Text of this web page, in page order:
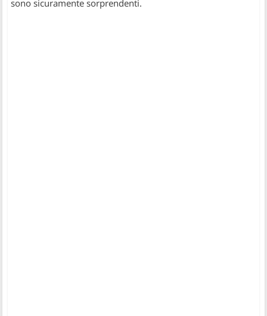
sono sicuramente sorprendenti.